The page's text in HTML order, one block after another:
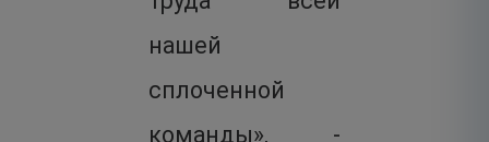
нашей
сплоченной
команды», -